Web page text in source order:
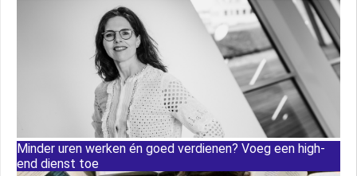
Minder uren werken én goed verdienen? Voeg een high-
end dienst toe